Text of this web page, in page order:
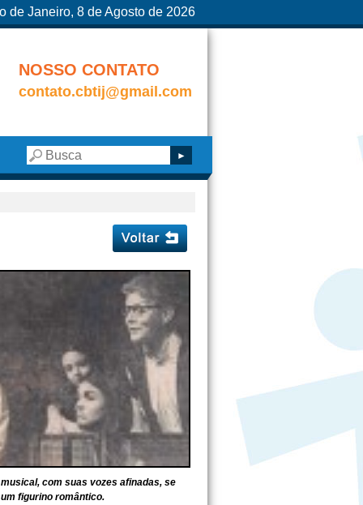
de Janeiro, 8 de Agosto de 2026
NOSSO CONTATO
contato.cbtij@gmail.com
com suas vozes afinadas, se
figurino romântico.